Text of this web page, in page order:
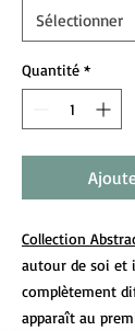
Quantité *
Collection
autour de soi et
complètement
apparaît au